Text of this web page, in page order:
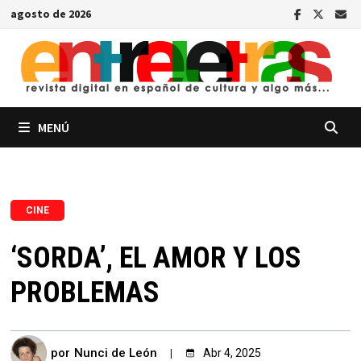
Saltar
contenido
agosto de 2026
MENÚ
CINE
‘SORDA’, EL AMOR Y LOS
PROBLEMAS
por Nunci de León Abr 4, 2025